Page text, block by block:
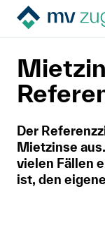
Mietrecht
Hilfe von
Politik &
Der
Mietzinse
vielen Fällen
ist, den